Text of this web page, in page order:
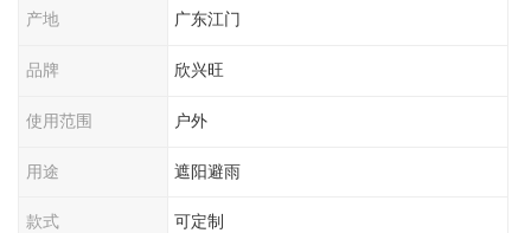
产地 广东江门
品牌 欣兴旺
使用范围 户外
用途 遮阳避雨
款式 可定制